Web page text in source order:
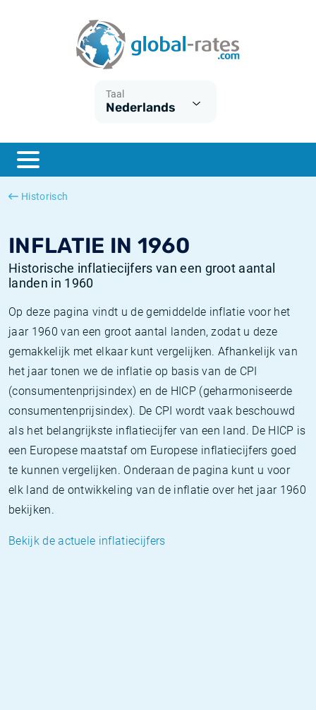
Taal
Nederlands
Historisch
INFLATIE IN 1960
Historische inflatiecijfers van een groot aantal
landen in 1960
Op deze pagina vindt u de gemiddelde inflatie voor het
jaar 1960 van een groot aantal landen, zodat u deze
gemakkelijk met elkaar kunt vergelijken. Afhankelijk van
het jaar tonen we de inflatie op basis van de CPI
(consumentenprijsindex) en de HICP (geharmoniseerde
consumentenprijsindex). De CPI wordt vaak beschouwd
als het belangrijkste inflatiecijfer van een land. De HICP is
een Europese maatstaf om Europese inflatiecijfers goed
te kunnen vergelijken. Onderaan de pagina kunt u voor
elk land de ontwikkeling van de inflatie over het jaar 1960
bekijken.
Bekijk de actuele inflatiecijfers
ESTER
SONIA
Wat is CPI inflatie?
Wat is HICP inflatie?
Nederlandse inflatie - CPI
Amerikaanse inflatie - CPI
Euribor historie
SOFR historie
TONAR historie
Inflatiecalculator